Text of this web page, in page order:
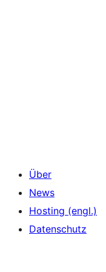
Über
News
Hosting (engl.)
Datenschutz